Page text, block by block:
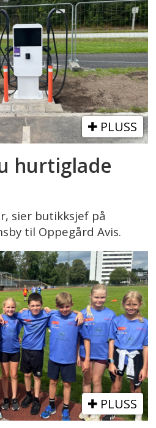
PLUSS
hurtiglade
sier butikksjef på
til Oppegård Avis.
PLUSS